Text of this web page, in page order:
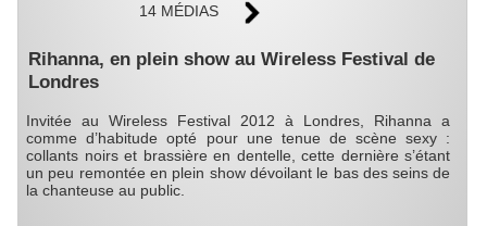
14 MÉDIAS
Rihanna, en plein show au Wireless Festival de
Londres
Invitée au Wireless Festival 2012 à Londres, Rihanna a
comme d’habitude opté pour une tenue de scène sexy :
collants noirs et brassière en dentelle, cette dernière s’étant
un peu remontée en plein show dévoilant le bas des seins de
la chanteuse au public.